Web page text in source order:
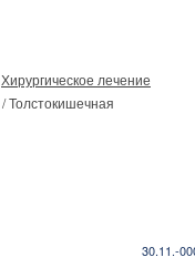
Хирургическое лечение
/Толстокишечная
30.11.-